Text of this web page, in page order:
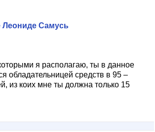
Леониде Самусь
я располагаю, ты в данное
обладательницей средств в 95 –
из коих мне ты должна только 15